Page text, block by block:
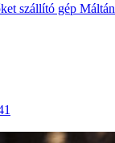
szállító gép Máltán